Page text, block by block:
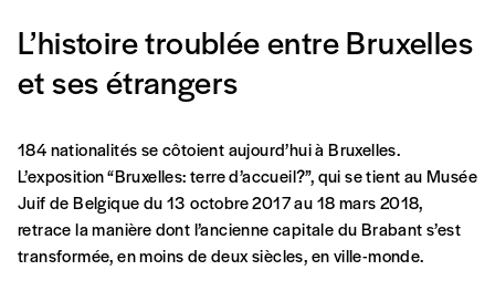
L’histoire troublée entre Bruxelles
et ses étrangers
Se connecter
Formulaire de
commande
184nationalités se côtoient aujourd’hui à Bruxelles.
L’exposition “Bruxelles: terre d’accueil?”, qui se tient au Musée
Juif de Belgique du 13 octobre 2017 au 18 mars 2018,
retrace la manière dont l’ancienne capitale du Brabant s’est
transformée, en moins de deux siècles, en ville-monde.